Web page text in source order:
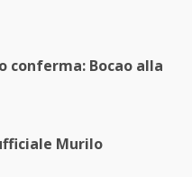
conferma: Bocao alla
Murilo